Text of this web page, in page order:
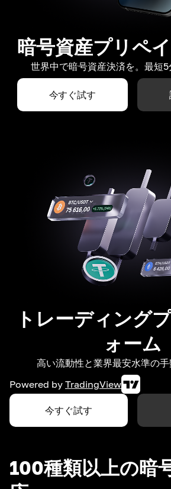
暗号資産プリペ
世界中で暗号資産決済を。最短
今すぐ試す
トレーディング
ォーム
高い流動性と業界最安水準の
Powered by TradingView
今すぐ試す
100種類以上の暗